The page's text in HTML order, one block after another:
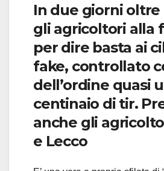
In due giorni oltre
gli agricoltori alla
per dire basta ai
fake, controllato
dell’ordine quasi
centinaio di tir.
anche gli
e Lecco